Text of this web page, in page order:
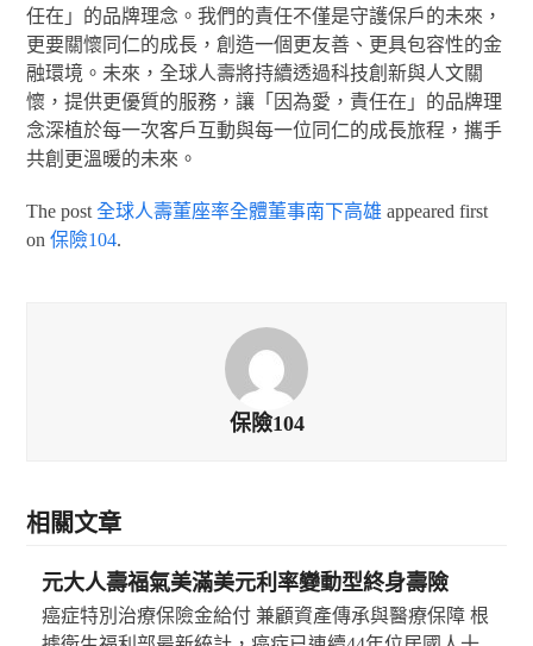
任在」的品牌理念。我們的責任不僅是守護保戶的未來，
更要關懷同仁的成長，創造一個更友善、更具包容性的金
融環境。未來，全球人壽將持續透過科技創新與人文關
懷，提供更優質的服務，讓「因為愛，責任在」的品牌理
念深植於每一次客戶互動與每一位同仁的成長旅程，攜手
共創更溫暖的未來。
The post全球人壽董座率全體董事南下高雄 appeared first
on保險104.
保險104
相關文章
元大人壽福氣美滿美元利率變動型終身壽險
癌症特別治療保險金給付 兼顧資產傳承與醫療保障 根